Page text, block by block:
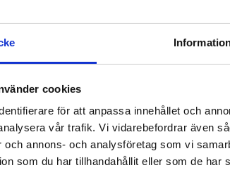
cookies
för att anpassa innehållet och
vår trafik. Vi vidarebefordrar även
och annons- och analysföretag som vi
som du har tillhandahållit eller som de har